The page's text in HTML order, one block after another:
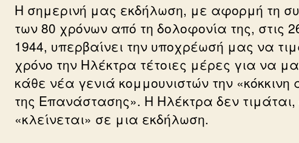
Η σημερινή μας εκδήλωση, με αφορμή τη
των 80 χρόνων από τη δολοφονία της, στις
1944, υπερβαίνει την υποχρέωσή μας να
χρόνο την Ηλέκτρα τέτοιες μέρες για να
κάθε νέα γενιά κομμουνιστών την
της Επανάστασης». Η Ηλέκτρα δεν τιμάται,
«κλείνεται» σε μια εκδήλωση.